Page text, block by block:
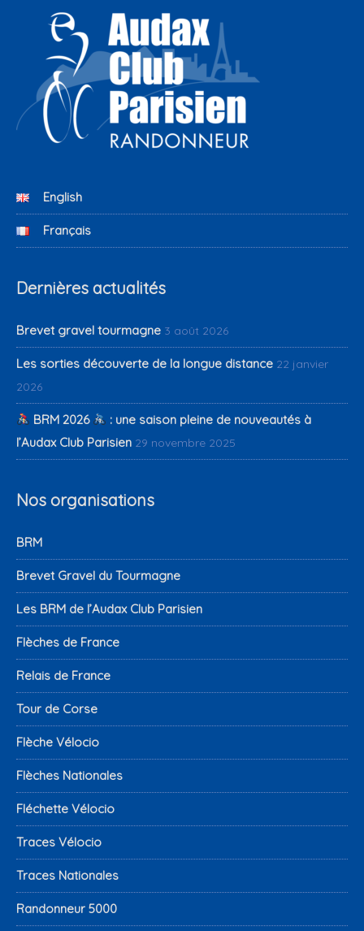
English
Français
Dernières actualités
Brevet gravel tourmagne 3 août 2026
Les sorties découverte de la longue distance 22 janvier
2026
BRM 2026
: une saison pleine de nouveautés à
l’Audax Club Parisien 29 novembre 2025
Nos organisations
BRM
Brevet Gravel du Tourmagne
Les BRM de l’Audax Club Parisien
Flèches de France
Relais de France
Tour de Corse
Flèche Vélocio
Flèches Nationales
Fléchette Vélocio
Traces Vélocio
Traces Nationales
Randonneur 5000